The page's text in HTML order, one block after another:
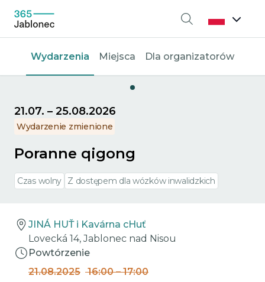
Wyszukiwanie
Wydarzenia Miejsca Dla organizatorów
21.07. – 25.08.2026
Wydarzenie zmienione
Poranne qigong
Czas wolny Z dostępem dla wózków inwalidzkich
JINÁ HUŤ i Kavárna cHuť
Lovecká 14, Jablonec nad Nisou
Powtórzenie
21.08.2025
16:00 – 17:00